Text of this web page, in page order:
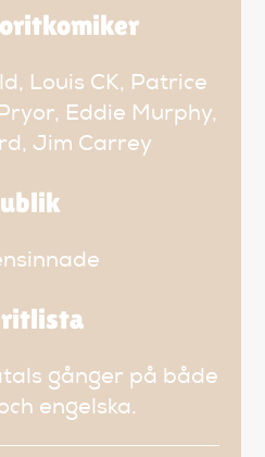
Louis CK, Patrice
Eddie Murphy,
Jim Carrey
gånger på både
engelska.